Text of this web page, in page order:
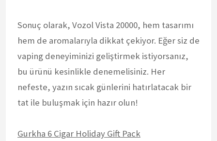
Sonuç olarak, Vozol Vista 20000, hem tasarımı
hem de aromalarıyla dikkat çekiyor. Eğer siz de
vaping deneyiminizi geliştirmek istiyorsanız,
bu ürünü kesinlikle denemelisiniz. Her
nefeste, yazın sıcak günlerini hatırlatacak bir
tat ile buluşmak için hazır olun!
Gurkha 6 Cigar Holiday Gift Pack